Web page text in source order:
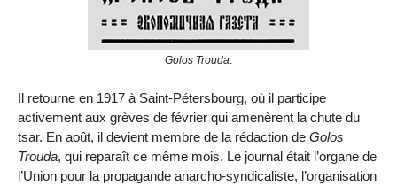
Golos Trouda
Il retourne en 1917 à Saint-Péters­bourg, où il participe
activement aux grèves de février qui amenèrent la chute du
tsar. En août, il devient membre de la rédaction de Golos
Trouda, qui reparaît ce même mois. Le journal était l’organe de
l’Union pour la propagande anarcho-syndicaliste, l’organisation